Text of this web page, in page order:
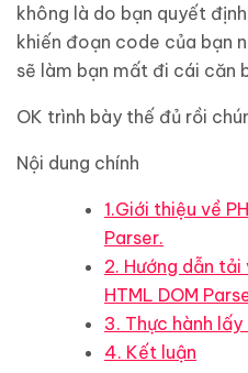
không là do bạn quyết
khiến đoạn code của bạn
sẽ làm bạn mất đi cái căn
OK trình bày thế đủ rồi
Nội dung chính
1.Giới thiệu về
Parser.
2. Hướng dẫn tải
HTML DOM
3. Thực hành
4. Kết luận